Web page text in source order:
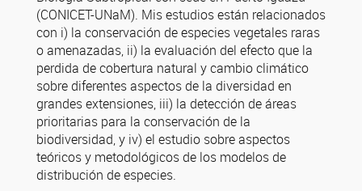
(CONICET-UNaM). Mis estudios están relacionados
con i) la conservación de especies vegetales raras
o amenazadas, ii) la evaluación del efecto que la
perdida de cobertura natural y cambio climático
sobre diferentes aspectos de la diversidad en
grandes extensiones, iii) la detección de áreas
prioritarias para la conservación de la
biodiversidad, y iv) el estudio sobre aspectos
teóricos y metodológicos de los modelos de
distribución de especies.